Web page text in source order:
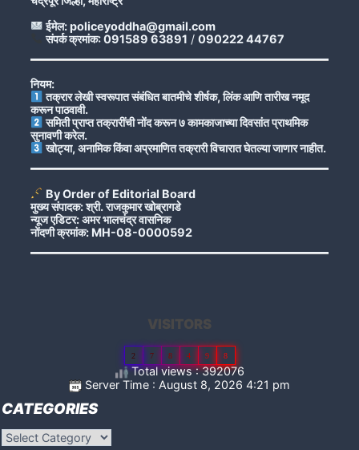
ईमेल: policeyoddha@gmail.com
संपर्क क्रमांक: 091589 63891 / 090222 44767
नियम:
तक्रार लेखी स्वरूपात संबंधित बातमीचे शीर्षक, लिंक आणि तारीख नमूद
करून पाठवावी.
समिती प्राप्त तक्रारींची नोंद करून ७ कामकाजाच्या दिवसांत प्राथमिक
सुनावणी करेल.
खोट्या, अनामिक किंवा अप्रमाणित तक्रारी विचारात घेतल्या जाणार नाहीत.
By Order of Editorial Board
मुख्य संपादक: श्री. राजकुमार खोब्रागडे
न्यूज एडिटर: अमर भालचंद्र वासनिक
नोंदणी क्रमांक: MH-08-0000592
VISITORS
2 7 8 4 9 8
Total views : 392076
Server Time : August 8, 2026 4:21 pm
CATEGORIES
Categories